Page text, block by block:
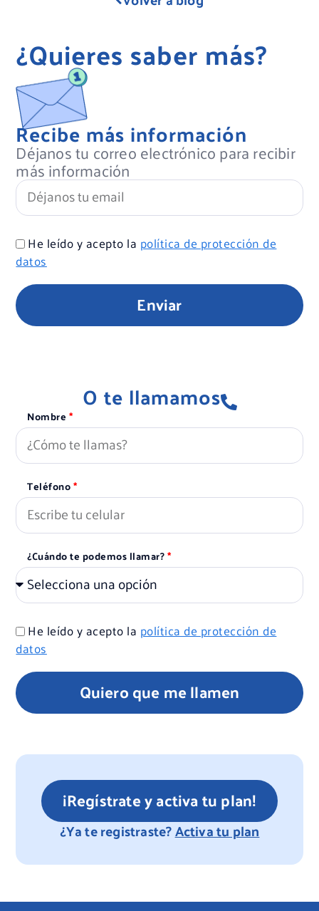
¿Quieres saber más?
Recibe más información
Déjanos tu correo electrónico para recibir
más información
He leído y acepto la política de protección de
datos
Enviar
O te llamamos
Nombre
Teléfono
¿Cuándo te podemos llamar?
He leído y acepto la política de protección de
datos
Quiero que me llamen
¡Regístrate y activa tu plan!
¿Ya te registraste?Activa tu plan